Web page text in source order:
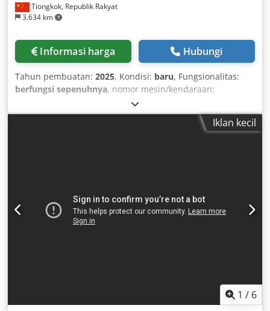
Tiongkok, Republik Rakyat
3.634 km
Informasi harga Hubungi
Tahun pembuatan: 2025, Kondisi: baru, Fungsionalitas:
berfungsi sepenuhnya, nomor mesin/kendaraan:
Penandaan CE
Tqspfx Afhsr
Iklan kecil
1 / 6